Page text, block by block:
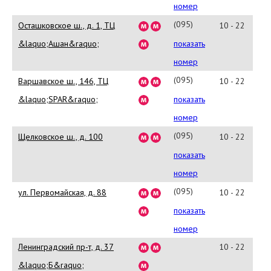
потому сервис находится на
обязательно обслужат очень
обслужат.
Baskin Robbins -
Baskin Robbins предлагает
ознакомиться со всей своей
тортов, 12 видов коктейлей и
напитков и 15 видов десерта и
их ценой, посетив
http://baskinrobbins.ru/
компании. На главной
странице официального
9140
номер
Осташковское ш., д. 1, ТЦ
&laquo;Ашан&raquo;
(095)
775-
8867
показать
номер
10 - 22
Варшавское ш., 146, ТЦ
&laquo;SPAR&raquo;
(095)
799-
9403
показать
номер
10 - 22
Щелковское ш., д. 100
(095)
466-
2338
показать
номер
10 - 22
ул. Первомайская, д. 88
(095)
367-
0121
показать
номер
10 - 22
Ленинградский пр-т, д. 37
&laquo;Б&raquo;
10 - 22